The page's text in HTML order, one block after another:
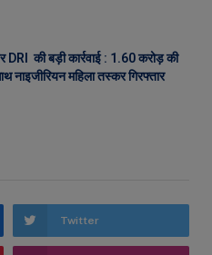
की बड़ी कार्रवाई : 1.60 करोड़ की
नाइजीरियन महिला तस्कर गिरफ्तार
Twitter